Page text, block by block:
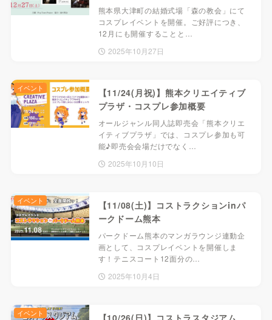
熊本県大津町の結婚式場「森の教会」にて
コスプレイベントを開催。ご好評につき、
12月にも開催することと…
2025年10月27日
【11/24(月祝)】熊本クリエイティブ
プラザ・コスプレ参加概要
オールジャンル同人誌即売会「熊本クリエ
イティブプラザ」では、コスプレ参加も可
能♪即売会会場だけでなく…
2025年10月10日
イベント
【11/08(土)】コストラクションinパ
ークドーム熊本
パークドーム熊本のマンガラウンジ連動企
画として、コスプレイベントを開催しま
す！テニスコート12面分の…
2025年10月4日
イベント
イベント